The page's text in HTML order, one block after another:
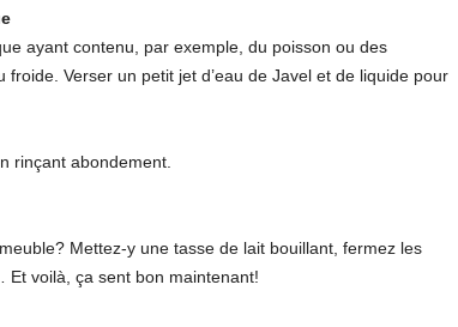
ayant contenu, par exemple, du poisson ou des
froide. Verser un petit jet d’eau de Javel et de liquide pour
rinçant abondement.
Mettez-y une tasse de lait bouillant, fermez les
voilà, ça sent bon maintenant!